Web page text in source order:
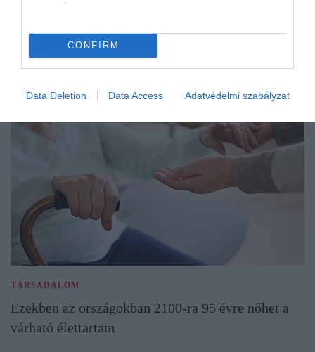
CONFIRM
Data Deletion Data Access Adatvédelmi szabályzat
TÁRSADALOM
Ezekben az országokban 2100-ra 95 évre nőhet a
várható élettartam